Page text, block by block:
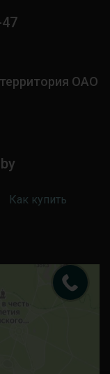
ОАО
Как купить